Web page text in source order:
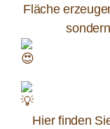
Fläche
Hier finden